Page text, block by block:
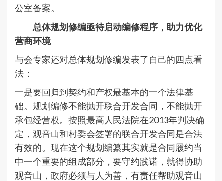
公室备案。
总体规划修编亟待启动编修程序，助力优化
营商环境
与会专家还对总体规划修编发表了自己的四点看
法：
一是要回归到契约和产权最基本的一个法律基
础。规划编修不能抛开联合开发合同，不能抛开
承包经营权。按照最高人民法院在2013年判决确
定，观音山和村委会签署的联合开发合同是合法
有效的。现在这个规划编纂其实就是合同履约当
中一个重要的组成部分，要守约践诺，就得协助
观音山，政府必须与人为善，有责任帮助观音山